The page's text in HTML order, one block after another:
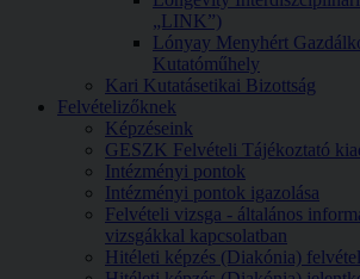
„LINK”)
Lónyay Menyhért
Kutatóműhely
Kari Kutatásetikai Bizottság
Felvételizőknek
Képzéseink
GESZK Felvételi Tájékoztató
Intézményi pontok
Intézményi pontok igazolása
Felvételi vizsga - általános
vizsgákkal kapcsolatban
Hitéleti képzés (Diakónia)